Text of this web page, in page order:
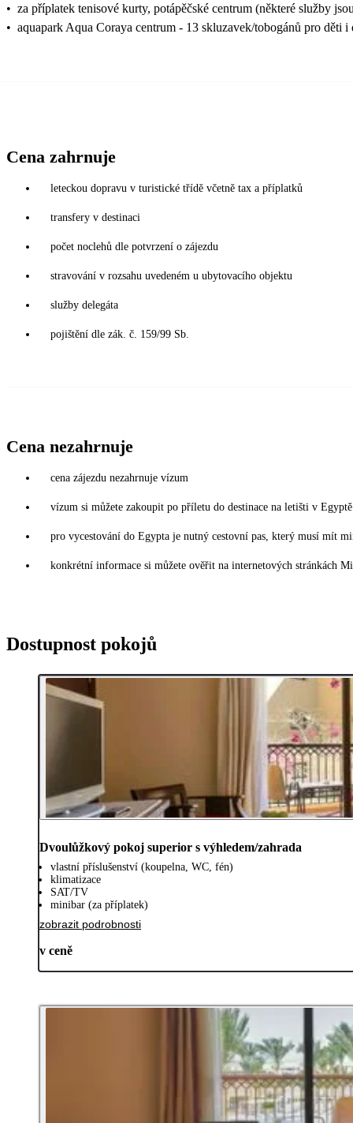
• za příplatek tenisové kurty, potápěčské centrum (některé služby
• aquapark Aqua Coraya centrum - 13 skluzavek/tobogánů pro děti i
Cena zahrnuje
leteckou dopravu v turistické třídě včetně tax a příplatků
transfery v destinaci
počet noclehů dle potvrzení o zájezdu
stravování v rozsahu uvedeném u ubytovacího objektu
služby delegáta
pojištění dle zák. č. 159/99 Sb.
Cena nezahrnuje
cena zájezdu nezahrnuje vízum
vízum si můžete zakoupit po příletu do destinace na letišti v
pro vycestování do Egypta je nutný cestovní pas, který musí mít
konkrétní informace si můžete ověřit na internetových stránkách
Dostupnost pokojů
Dvoulůžkový pokoj superior s výhledem/zahrada
vlastní příslušenství (koupelna, WC, fén)
klimatizace
SAT/TV
minibar (za příplatek)
zobrazit podrobnosti
v ceně